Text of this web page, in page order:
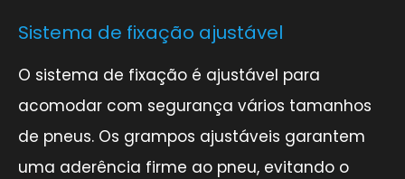
Sistema de fixação ajustável
O sistema de fixação é ajustável para
acomodar com segurança vários tamanhos
de pneus. Os grampos ajustáveis garantem
uma aderência firme ao pneu, evitando o